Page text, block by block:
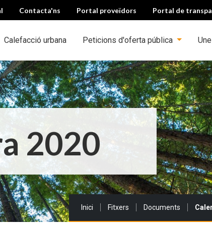
Contacta'ns Portal proveïdors Portal de
Calefacció urbana Peticions d'oferta pública
2020
Sou a:
Inici Fitxers Documents